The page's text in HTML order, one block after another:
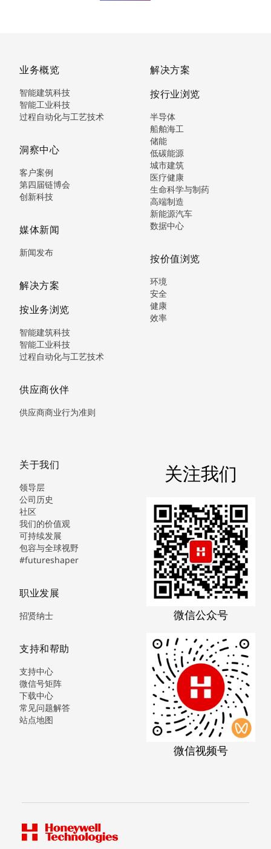
业务概览
智能建筑科技
智能工业科技
过程自动化与工艺技术
洞察中心
客户案例
第四届链博会
创新科技
媒体新闻
新闻发布
解决方案
按业务浏览
智能建筑科技
智能工业科技
过程自动化与工艺技术
供应商伙伴
供应商商业行为准则
解决方案
按行业浏览
半导体
船舶海工
储能
低碳能源
城市建筑
医疗健康
生命科学与制药
高端制造
新能源汽车
数据中心
按价值浏览
环境
安全
健康
效率
关于我们
领导层
公司历史
社区
我们的价值观
可持续发展
包容与全球视野
#futureshaper
职业发展
招贤纳士
支持和帮助
支持中心
微信号矩阵
下载中心
常见问题解答
站点地图
关注我们
微信公众号
微信视频号